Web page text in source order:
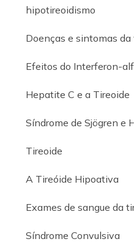
hipotireoidismo
Doenças e sintomas da
Efeitos do Interferon-
Hepatite C e a Tireoide
Síndrome de Sjögren e
Tireoide
A Tireóide Hipoativa
Exames de sangue da
Síndrome Convulsiva